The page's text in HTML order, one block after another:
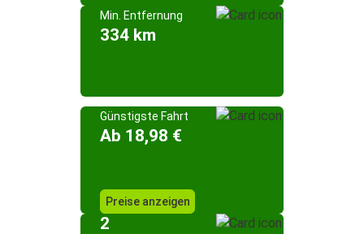
Min. Entfernung
334 km
Günstigste Fahrt
Ab 18,98 €
Preise anzeigen
2